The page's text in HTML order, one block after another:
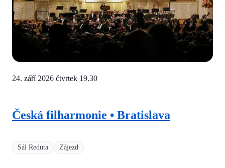
Sál Reduta Zájezd
Česká filharmonie • Bratislava
24. září 2026 čtvrtek 19.30